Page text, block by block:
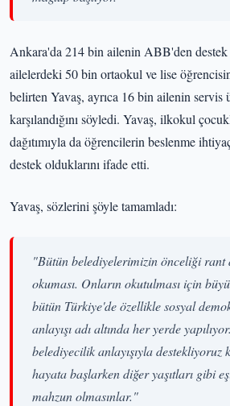
Ankara'da 214 bin ailenin ABB'den destek
ailelerdeki 50 bin ortaokul ve lise
belirten Yavaş, ayrıca 16 bin ailenin servis
karşılandığını söyledi. Yavaş, ilkokul
dağıtımıyla da öğrencilerin beslenme
destek olduklarını ifade etti.
Yavaş, sözlerini şöyle tamamladı:
"Bütün belediyelerimizin önceliği rant
okuması. Onların okutulması için
bütün Türkiye'de özellikle sosyal
anlayışı adı altında her yerde
belediyecilik anlayışıyla destekliyoruz
hayata başlarken diğer yaşıtları gibi
mahzun olmasınlar."